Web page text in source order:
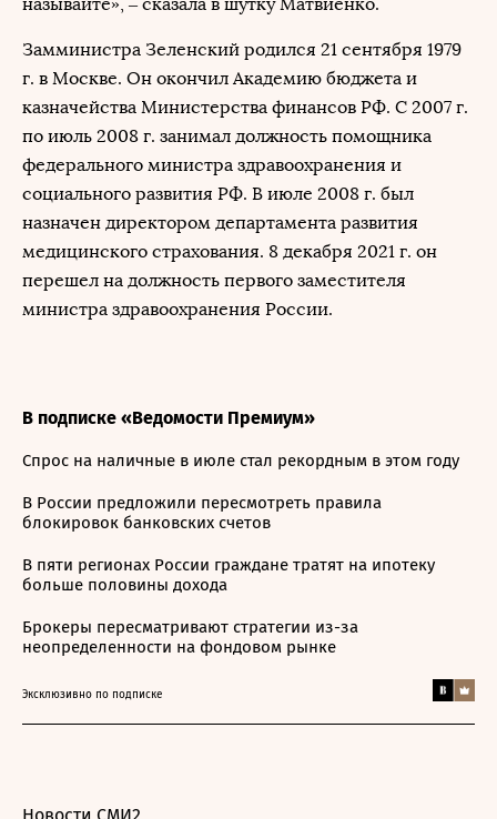
Замминистра Зеленский родился 21 сентября 1979
г. в Москве. Он окончил Академию бюджета и
казначейства Министерства финансов РФ. С 2007 г.
по июль 2008 г. занимал должность помощника
федерального министра здравоохранения и
социального развития РФ. В июле 2008 г. был
назначен директором департамента развития
медицинского страхования. 8 декабря 2021 г. он
перешел на должность первого заместителя
министра здравоохранения России.
В подписке «Ведомости Премиум»
Спрос на наличные в июле стал рекордным в этом году
В России предложили пересмотреть правила
блокировок банковских счетов
В пяти регионах России граждане тратят на ипотеку
больше половины дохода
Брокеры пересматривают стратегии из-за
неопределенности на фондовом рынке
Эксклюзивно по подписке